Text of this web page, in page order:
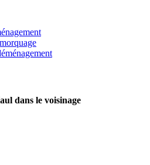
dans le voisinage